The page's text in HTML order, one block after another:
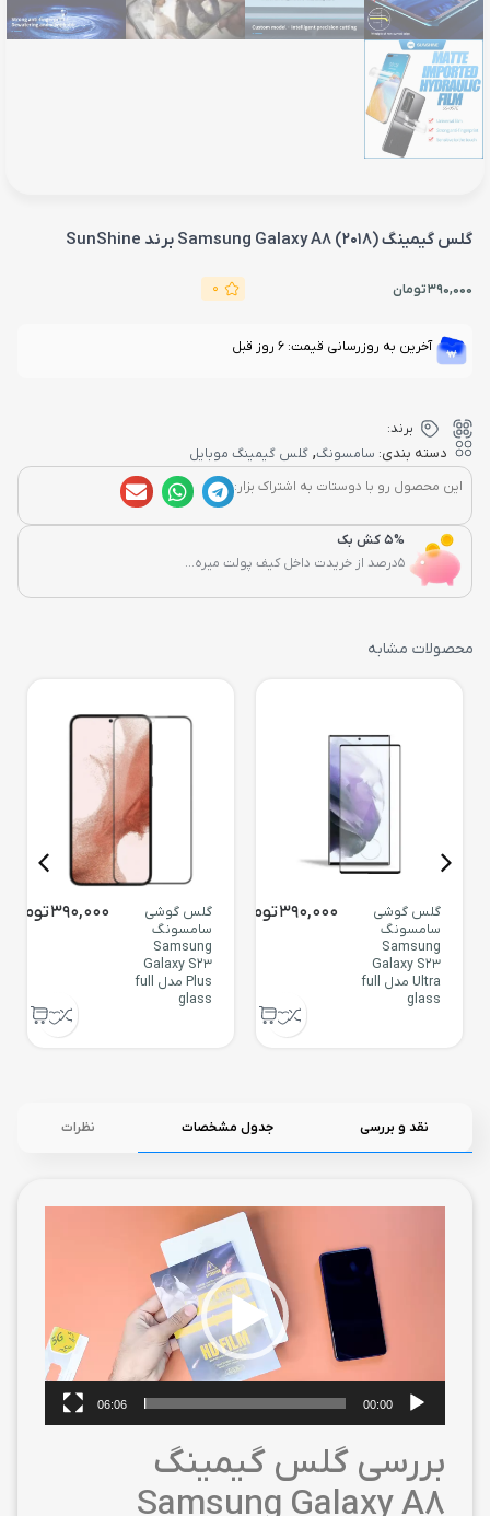
گلس گیمینگ Samsung Galaxy A8 (2018) برند SunShine
390,000تومان 0
آخرین به روزرسانی قیمت: 6 روز قبل
برند:
دسته بندی: سامسونگ, گلس گیمینگ موبایل
این محصول رو با دوستات به اشتراک بزار:
5% کش بک
5درصد از خریدت داخل کیف پولت میره...
محصولات مشابه
گلس گوشی
سامسونگ
Samsung
Galaxy S23
Ultra مدل full
glass
390,000تومان
گلس گوشی
سامسونگ
Samsung
Galaxy S23
Plus مدل full
glass
390,000تومان
نقد و بررسی جدول مشخصات نظرات
00:00
06:06
بررسی گلس گیمینگ
Samsung Galaxy A8